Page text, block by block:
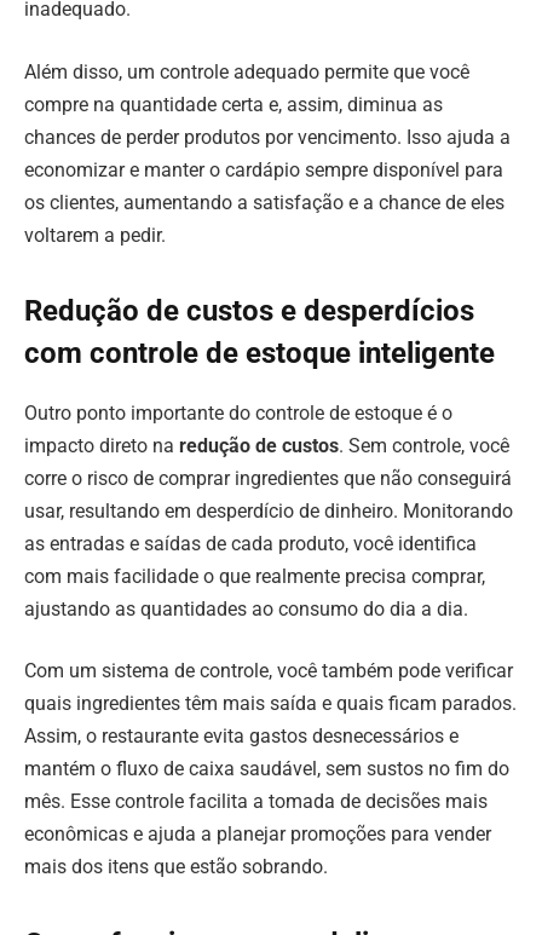
inadequado.
Além disso, um controle adequado permite que você
compre na quantidade certa e, assim, diminua as
chances de perder produtos por vencimento. Isso ajuda a
economizar e manter o cardápio sempre disponível para
os clientes, aumentando a satisfação e a chance de eles
voltarem a pedir.
Redução de custos e desperdícios
com controle de estoque inteligente
Outro ponto importante do controle de estoque é o
impacto direto na redução de custos. Sem controle, você
corre o risco de comprar ingredientes que não conseguirá
usar, resultando em desperdício de dinheiro. Monitorando
as entradas e saídas de cada produto, você identifica
com mais facilidade o que realmente precisa comprar,
ajustando as quantidades ao consumo do dia a dia.
Com um sistema de controle, você também pode verificar
quais ingredientes têm mais saída e quais ficam parados.
Assim, o restaurante evita gastos desnecessários e
mantém o fluxo de caixa saudável, sem sustos no fim do
mês. Esse controle facilita a tomada de decisões mais
econômicas e ajuda a planejar promoções para vender
mais dos itens que estão sobrando.